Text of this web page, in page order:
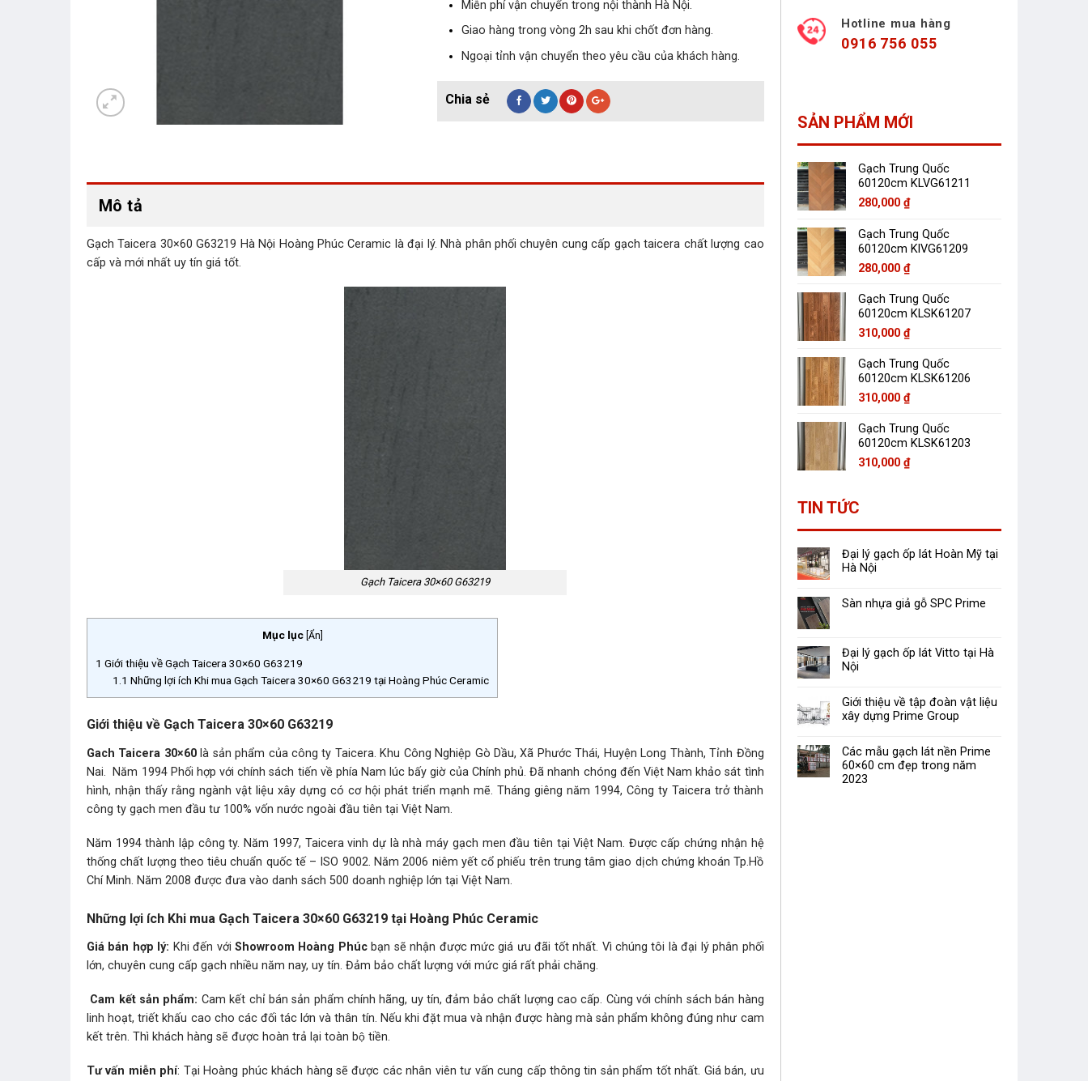
Miễn phí vận chuyển trong nội thành Hà Nội.
Giao hàng trong vòng 2h sau khi chốt đơn hàng.
Ngoại tỉnh vận chuyển theo yêu cầu của khách hàng.
Mô tả
Gạch Taicera 30×60 G63219 Hà Nội Hoàng Phúc Ceramic là đại lý. Nhà phân phối chuyên cung cấp gạch taicera chất lượng cao
cấp và mới nhất uy tín giá tốt.
Gạch Taicera 30×60 G63219
Mục lục Ẩn
1 Giới thiệu về Gạch Taicera 30×60 G63219
1.1 Những lợi ích Khi mua Gạch Taicera 30×60 G63219 tại Hoàng Phúc Ceramic
Giới thiệu về Gạch Taicera 30×60 G63219
Gach Taicera 30×60 là sản phẩm của công ty Taicera. Khu Công Nghiệp Gò Dầu, Xã Phước Thái, Huyện Long Thành, Tỉnh Đồng
Nai. Năm 1994 Phối hợp với chính sách tiến về phía Nam lúc bấy giờ của Chính phủ. Đã nhanh chóng đến Việt Nam khảo sát tình
hình, nhận thấy rằng ngành vật liệu xây dựng có cơ hội phát triển mạnh mẽ. Tháng giêng năm 1994, Công ty Taicera trở thành
công ty gạch men đầu tư 100% vốn nước ngoài đầu tiên tại Việt Nam.
Năm 1994 thành lập công ty. Năm 1997, Taicera vinh dự là nhà máy gạch men đầu tiên tại Việt Nam. Được cấp chứng nhận hệ
thống chất lượng theo tiêu chuẩn quốc tế – ISO 9002. Năm 2006 niêm yết cổ phiếu trên trung tâm giao dịch chứng khoán Tp.Hồ
Chí Minh. Năm 2008 được đưa vào danh sách 500 doanh nghiệp lớn tại Việt Nam.
Những lợi ích Khi mua Gạch Taicera 30×60 G63219 tại Hoàng Phúc Ceramic
Giá bán hợp lý: Khi đến với Showroom Hoàng Phúcbạn sẽ nhận được mức giá ưu đãi tốt nhất. Vì chúng tôi là đại lý phân phối
lớn, chuyên cung cấp gạch nhiều năm nay, uy tín. Đảm bảo chất lượng với mức giá rất phải chăng.
Cam kết sản phẩm: Cam kết chỉ bán sản phẩm chính hãng, uy tín, đảm bảo chất lượng cao cấp. Cùng với chính sách bán hàng
linh hoạt, triết khấu cao cho các đối tác lớn và thân tín. Nếu khi đặt mua và nhận được hàng mà sản phẩm không đúng như cam
kết trên. Thì khách hàng sẽ được hoàn trả lại toàn bộ tiền.
Tư vấn miễn phí: Tại Hoàng phúc khách hàng sẽ được các nhân viên tư vấn cung cấp thông tin sản phẩm tốt nhất. Giá bán, ưu
Hotline mua hàng
0916 756 055
SẢN PHẨM MỚI
Gạch Trung Quốc
60120cm KLVG61211
280,000 ₫
Gạch Trung Quốc
60120cm KlVG61209
280,000 ₫
Gạch Trung Quốc
60120cm KLSK61207
310,000 ₫
Gạch Trung Quốc
60120cm KLSK61206
310,000 ₫
Gạch Trung Quốc
60120cm KLSK61203
310,000 ₫
TIN TỨC
Đại lý gạch ốp lát Hoàn Mỹ tại
Hà Nội
Sàn nhựa giả gỗ SPC Prime
Đại lý gạch ốp lát Vitto tại Hà
Nội
Giới thiệu về tập đoàn vật liệu
xây dựng Prime Group
Các mẫu gạch lát nền Prime
60×60 cm đẹp trong năm
2023